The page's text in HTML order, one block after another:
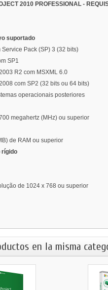
2010 PROFESSIONAL -
suportado
Pack (SP) 3 (32 bits)
SP1
R2 com MSXML 6.0
com SP2 (32 bits ou 64 bits)
operacionais posteriores
megahertz (MHz) ou superior
de RAM ou superior
rígido
de 1024 x 768 ou superior
en la misma